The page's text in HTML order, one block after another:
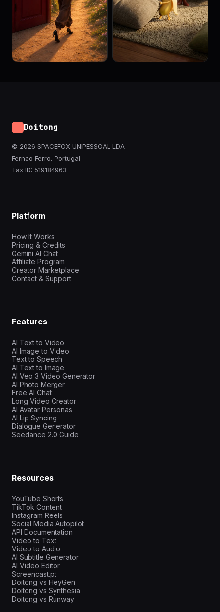
Doitong
© 2026 SPACEFOX UNIPESSOAL LDA
Fernao Ferro, Portugal
Tax ID: 519184963
Platform
How It Works
Pricing & Credits
Gemini AI Chat
Affiliate Program
Creator Marketplace
Contact & Support
Features
AI Text to Video
AI Image to Video
Text to Speech
AI Text to Image
AI Veo 3 Video Generator
AI Photo Merger
Free AI Chat
Long Video Creator
AI Avatar Personas
AI Lip Syncing
Dialogue Generator
Seedance 2.0 Guide
Resources
YouTube Shorts
TikTok Content
Instagram Reels
Social Media Autopilot
API Documentation
Video to Text
Video to Audio
AI Subtitle Generator
AI Video Editor
Screencast.pt
Doitong vs HeyGen
Doitong vs Synthesia
Doitong vs Runway